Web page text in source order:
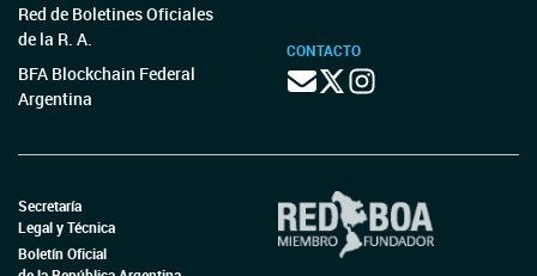
Red de Boletines Oficiales
de la R. A.
BFA Blockchain Federal
Argentina
CONTACTO
Secretaría
Legal y Técnica
Boletín Oficial